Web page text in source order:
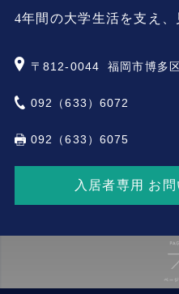
4年間の大学生活を支え、
〒812-0044 福岡市博多
092（633）6072
092（633）6075
入居者専用 お